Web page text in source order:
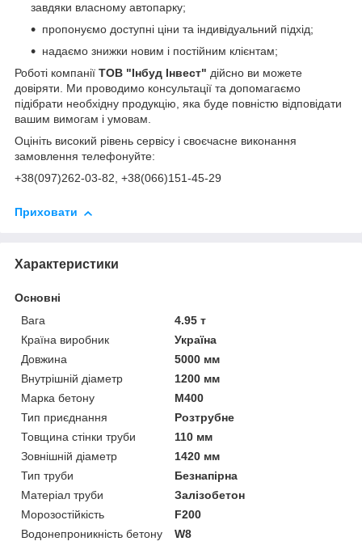
завдяки власному автопарку;
пропонуємо доступні ціни та індивідуальний підхід;
надаємо знижки новим і постійним клієнтам;
Роботі компанії ТОВ "Інбуд Інвест" дійсно ви можете
довіряти. Ми проводимо консультації та допомагаємо
підібрати необхідну продукцію, яка буде повністю відповідати
вашим вимогам і умовам.
Оцініть високий рівень сервісу і своєчасне виконання
замовлення телефонуйте:
+38(097)262-03-82, +38(066)151-45-29
Приховати
Характеристики
Основні
Вага
4.95 т
Країна виробник
Україна
Довжина
5000 мм
Внутрішній діаметр
1200 мм
Марка бетону
М400
Тип приєднання
Розтрубне
Товщина стінки труби
110 мм
Зовнішній діаметр
1420 мм
Тип труби
Безнапірна
Матеріал труби
Залізобетон
Морозостійкість
F200
Водонепроникність бетону
W8